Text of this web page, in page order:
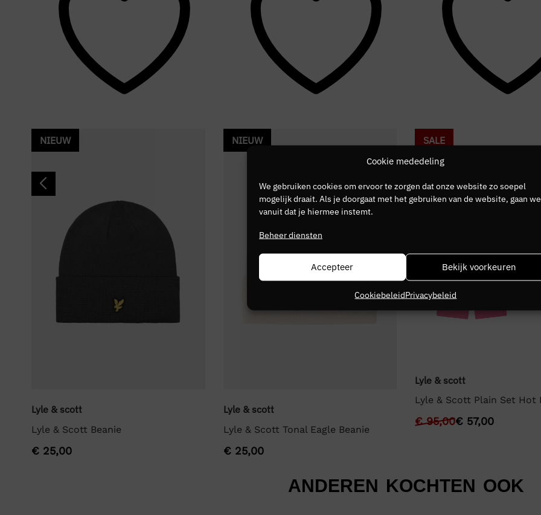
Cookie mededeling
We gebruiken cookies om ervoor te zorgen dat onze website zo soepel
mogelijk draait. Als je doorgaat met het gebruiken van de website, gaan
vanuit dat je hiermee instemt.
Beheer diensten
Accepteer Bekijk voorkeuren
CookiebeleidPrivacybeleid
NIEUW
Lyle & scott
Lyle & Scott Beanie
€ 25,00
NIEUW
Lyle & scott
Lyle & Scott Tonal Eagle Beanie
€25,00
SALE
Lyle & scott
Lyle & Scott Plain Set Hot
€95,00€ 57,00
ANDEREN KOCHTEN OOK